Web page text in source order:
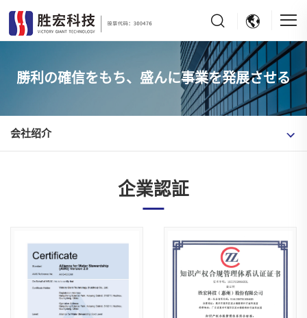
勝利の確信をもち、盛んに事業を発展させる
会社绍介
企業認証